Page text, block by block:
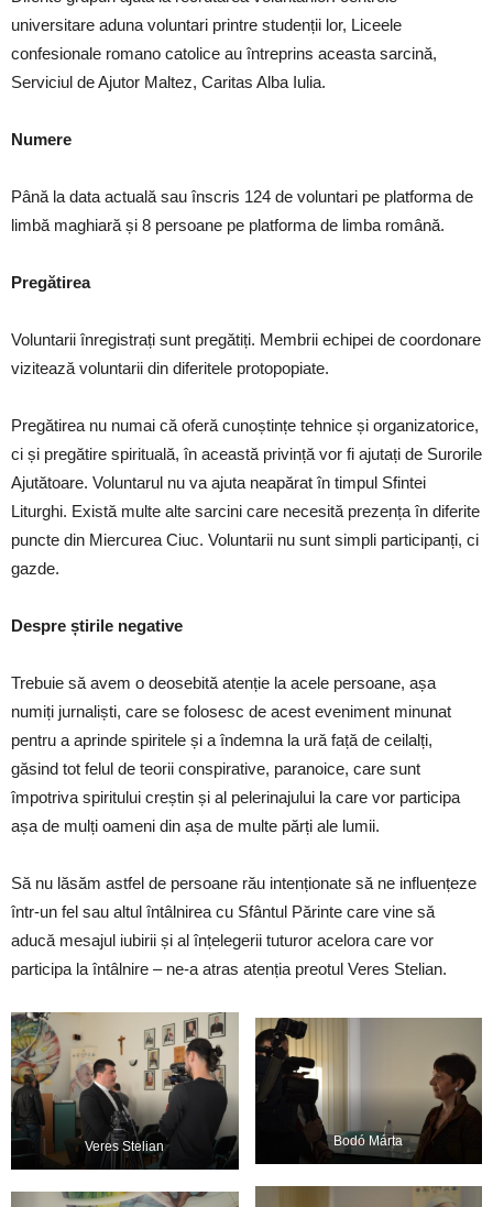
universitare aduna voluntari printre studenții lor, Liceele
confesionale romano catolice au întreprins aceasta sarcină,
Serviciul de Ajutor Maltez, Caritas Alba Iulia.
Numere
Până la data actuală sau înscris 124 de voluntari pe platforma de
limbă maghiară și 8 persoane pe platforma de limba română.
Pregătirea
Voluntarii înregistrați sunt pregătiți. Membrii echipei de coordonare
vizitează voluntarii din diferitele protopopiate.
Pregătirea nu numai că oferă cunoștințe tehnice și organizatorice,
ci și pregătire spirituală, în această privință vor fi ajutați de Surorile
Ajutătoare. Voluntarul nu va ajuta neapărat în timpul Sfintei
Liturghi. Există multe alte sarcini care necesită prezența în diferite
puncte din Miercurea Ciuc. Voluntarii nu sunt simpli participanți, ci
gazde.
Despre știrile negative
Trebuie să avem o deosebită atenție la acele persoane, așa
numiți jurnaliști, care se folosesc de acest eveniment minunat
pentru a aprinde spiritele și a îndemna la ură față de ceilalți,
găsind tot felul de teorii conspirative, paranoice, care sunt
împotriva spiritului creștin și al pelerinajului la care vor participa
așa de mulți oameni din așa de multe părți ale lumii.
Să nu lăsăm astfel de persoane rău intenționate să ne influențeze
într-un fel sau altul întâlnirea cu Sfântul Părinte care vine să
aducă mesajul iubirii și al înțelegerii tuturor acelora care vor
participa la întâlnire – ne-a atras atenția preotul Veres Stelian.
Veres Stelian Bodó Márta